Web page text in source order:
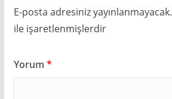
E-posta adresiniz yayınlanmayacak.
ile işaretlenmişlerdir
Yorum *